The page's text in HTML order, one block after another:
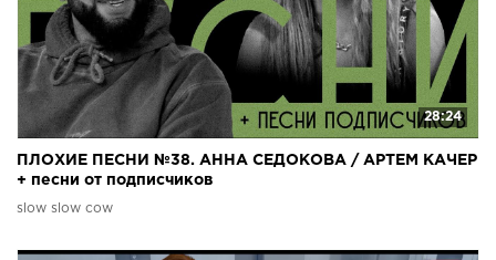
28:24
ПЛОХИЕ ПЕСНИ №38. АННА СЕДОКОВА / АРТЕМ КАЧЕР
+ песни от подписчиков
slow slow cow